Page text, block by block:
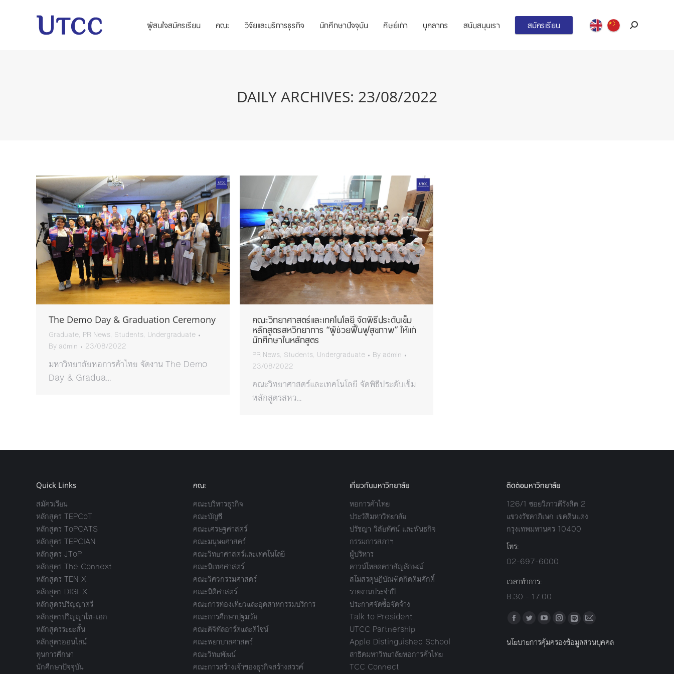
ผู้สนใจสมัครเรียน คณะ วิจัยและบริการธุรกิจ นักศึกษาปัจจุบัน ศิษย์เก่า บุคลากร สนับสนุนเรา สมัครเรียน Search:
DAILY ARCHIVES: 23/08/2022
The Demo Day & Graduation Ceremony
Graduate, PR News, Students, Undergraduate
By admin 23/08/2022
มหาวิทยาลัยหอการค้าไทย จัดงาน The Demo
Day & Gradua…
คณะวิทยาศาสตร์และเทคโนโลยี จัดพิธีประดับเข็ม
หลักสูตรสหวิทยาการ “ผู้ช่วยฟื้นฟูสุขภาพ” ให้แก่
นักศึกษาในหลักสูตร
PR News, Students, Undergraduate By admin
23/08/2022
คณะวิทยาศาสตร์และเทคโนโลยี จัดพิธีประดับเข็ม
หลักสูตรสหว…
Quick Links
สมัครเรียน
หลักสูตร TEPCoT
หลักสูตร ToPCATS
หลักสูตร TEPCIAN
หลักสูตร JToP
หลักสูตร The Connext
หลักสูตร TEN X
หลักสูตร DIGI-X
หลักสูตรปริญญาตรี
หลักสูตรปริญญาโท-เอก
หลักสูตรระยะสั้น
หลักสูตรออนไลน์
ทุนการศึกษา
นักศึกษาปัจจุบัน
คณะ
คณะบริหารธุรกิจ
คณะบัญชี
คณะเศรษฐศาสตร์
คณะมนุษยศาสตร์
คณะวิทยาศาสตร์และเทคโนโลยี
คณะนิเทศศาสตร์
คณะวิศวกรรมศาสตร์
คณะนิติศาสตร์
คณะการท่องเที่ยวและอุตสาหกรรมบริการ
คณะการศึกษาปฐมวัย
คณะดิจิทัลอาร์ตและดีไซน์
คณะพยาบาลศาสตร์
คณะวิทยพัฒน์
คณะการสร้างเจ้าของธุรกิจสร้างสรรค์
เกี่ยวกับมหาวิทยาลัย
หอการค้าไทย
ประวัติมหาวิทยาลัย
ปรัชญา วิสัยทัศน์ และพันธกิจ
กรรมการสภาฯ
ผู้บริหาร
ดาวน์โหลดตราสัญลักษณ์
สโมสรดุษฎีบัณฑิตกิตติมศักดิ์
รายงานประจำปี
ประกาศจัดซื้อจัดจ้าง
Talk to President
UTCC Partnership
Apple Distinguished School
สาธิตมหาวิทยาลัยหอการค้าไทย
TCC Connect
ติดต่อมหาวิทยาลัย
126/1 ซอยวิภาวดีรังสิต 2
แขวงรัชดาภิเษก เขตดินแดง
กรุงเทพมหานคร 10400
โทร:
02-697-6000
เวลาทำการ:
8.30 - 17.00
Find us on:
Facebook
TwitterYouTube
Instagram
LineMail
นโยบายการคุ้มครองข้อมูลส่วนบุคคล